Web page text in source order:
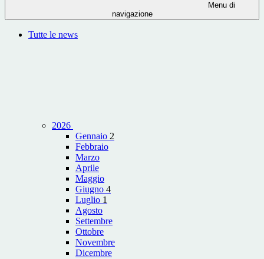
Menu di
navigazione
Tutte le news
2026
Gennaio 2
Febbraio
Marzo
Aprile
Maggio
Giugno 4
Luglio 1
Agosto
Settembre
Ottobre
Novembre
Dicembre